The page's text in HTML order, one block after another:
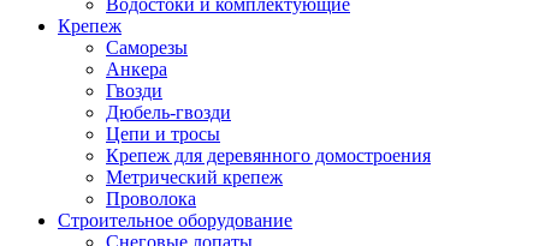
Водостоки и комплектующие
Крепеж
Саморезы
Анкера
Гвозди
Дюбель-гвозди
Цепи и тросы
Крепеж для деревянного домостроения
Метрический крепеж
Проволока
Строительное оборудование
Снеговые лопаты